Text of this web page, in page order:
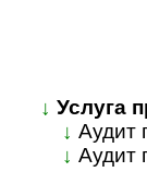
↓ Услуга
↓ Аудит
↓ Аудит